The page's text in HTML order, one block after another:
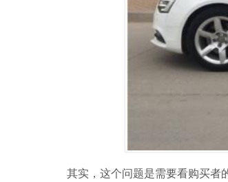
其实，这个问题是需要看购买者